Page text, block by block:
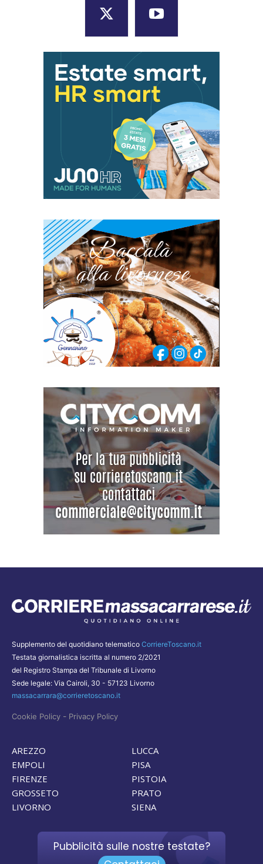
Supplemento del quotidiano telematico CorriereToscano.it
Testata giornalistica iscritta al numero 2/2021
del Registro Stampa del Tribunale di Livorno
Sede legale: Via Cairoli, 30 - 57123 Livorno
massacarrara@corrieretoscano.it
Cookie Policy - Privacy Policy
AREZZO
EMPOLI
FIRENZE
GROSSETO
LIVORNO
LUCCA
PISA
PISTOIA
PRATO
SIENA
Pubblicità sulle nostre testate?